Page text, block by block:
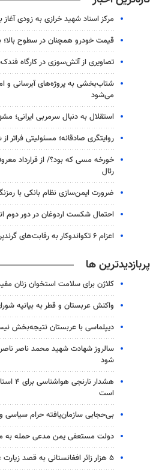
مرکز اسناد شهید خرازی به زودی آغاز
قیمت خودرو همچنان در سطوح بالا؛
تصاویری از آتش‌سوزی در کارگاه
شتاب‌بخشی به پروژه‌های آبرسانی و
می‌شود
استقلال به دنبال سرمربی ایرانی؛
روایتگری صادقانه؛ مسئولیتی فراتر
خورخه مسی که بود؟/ از قرارداد
رئال
ضرورت ایمن‌سازی نظام بانکی با
احتمال شکست اردوغان در دور دوم
اعزام ۶ تکواندوکار به رقابت‌های گرندپری/ کیانی تنها نماینده بانوان
پربازدیدترین ها
کلاژن برای سلامت استخوان زنان
واکنش عربستان و قطر به بیانیه
دیپلماسی با عربستان نتیجه‌بخش
سالروز شهادت شهید محمد ناصر
شود
هشدار
است
بی‌حجابی سازمان‌یافته حرام
دولت مستعفی یمن مدعی حمله به
۵ هزار زائر افغانستانی به قصد زیارت عتبات در عراق وارد دوغارون شدند